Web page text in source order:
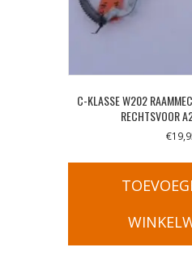
C-KLASSE W202
RECHTSVOOR
€